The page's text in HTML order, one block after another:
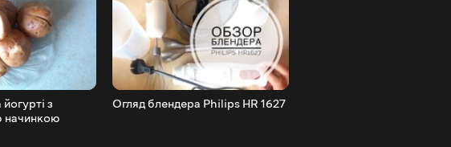
з
начинкою
Огляд блендера Philips HR 1627